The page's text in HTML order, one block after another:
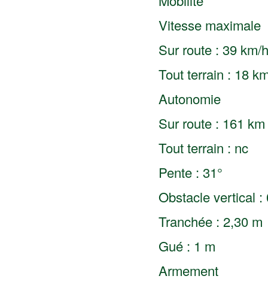
Vitesse maximale
Sur route : 39 km/h
Tout terrain : 18
Autonomie
Sur route : 161 km
Tout terrain : nc
Pente : 31°
Obstacle vertical :
Tranchée : 2,30 m
Gué : 1 m
Armement